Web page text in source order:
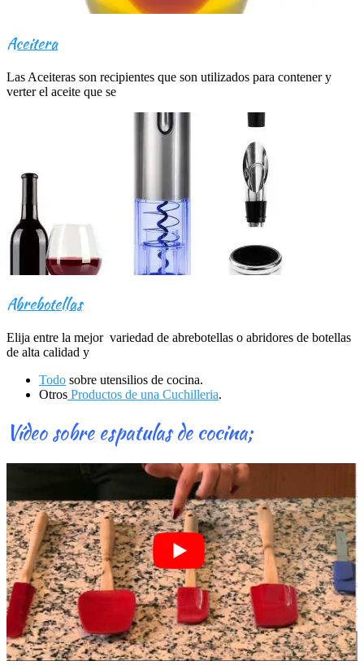
Aceitera
Las Aceiteras son recipientes que son utilizados para contener y
verter el aceite que se
Abrebotellas
Elija entre la mejor variedad de abrebotellas o abridores de botellas
de alta calidad y
Todo sobre utensilios de cocina.
Otros Productos de una Cuchilleria.
Vídeo sobre espatulas de cocina;